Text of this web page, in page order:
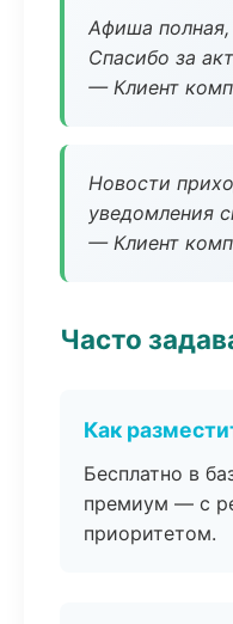
Афиша полная,
Спасибо за
— Клиент
Новости
уведомления
— Клиент
Часто
Как
Бесплатно в
премиум — с
приоритетом.